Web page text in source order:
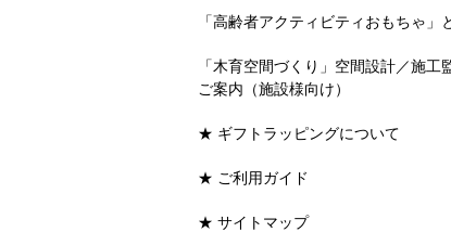
「高齢者アクティビティおもちゃ」
「木育空間づくり」空間設計／施工
ご案内（施設様向け）
★ ギフトラッピングについて
★ ご利用ガイド
★ サイトマップ